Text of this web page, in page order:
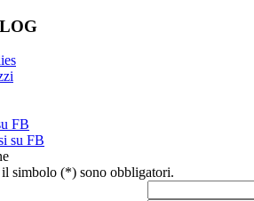
FB
su FB
simbolo (*) sono obbligatori.